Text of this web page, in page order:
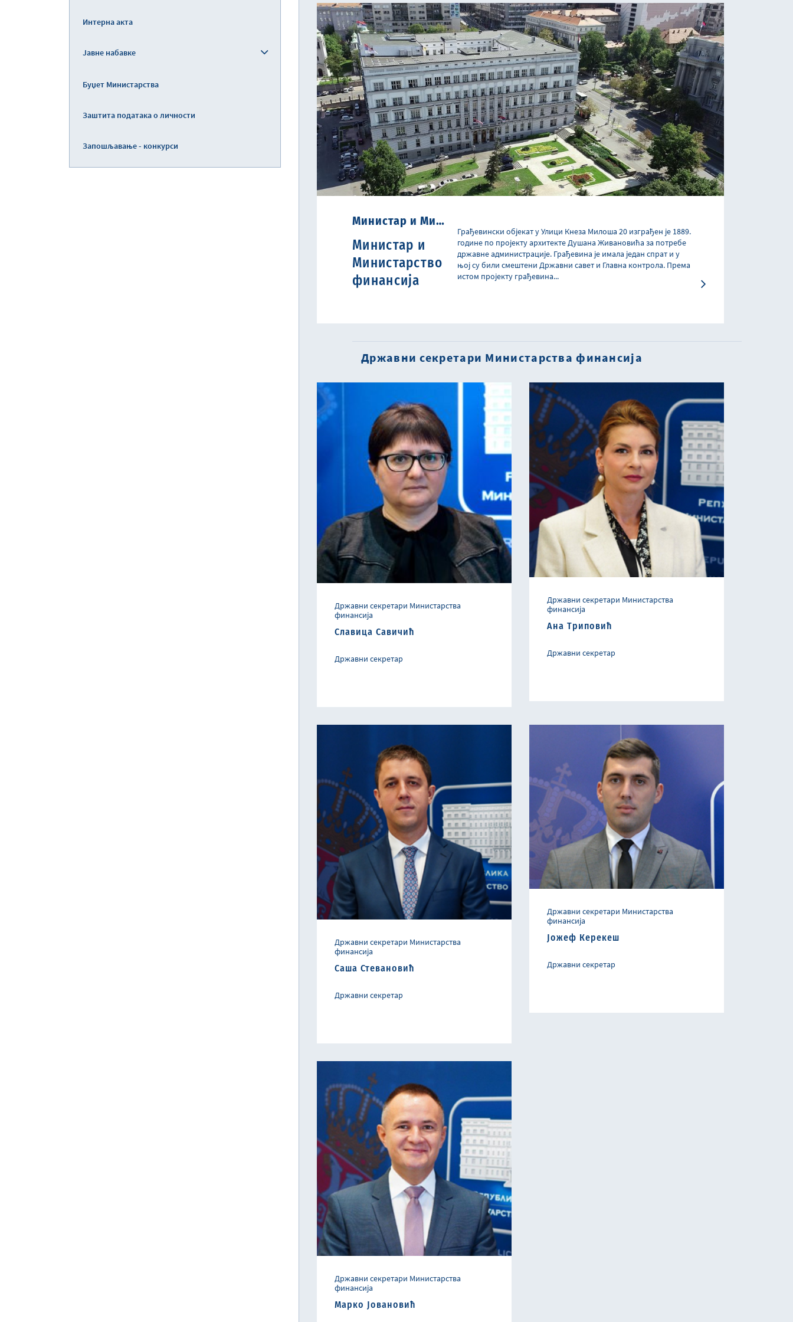
Интерна акта
Јавне набавке
Буџет Министарства
Заштита података о личности
Запошљавање - конкурси
Министар и Министарство финансија
Министар и
Министарство
финансија
Грађевински објекат у Улици Кнеза Милоша 20 изграђен је 1889.
године по пројекту архитекте Душана Живановића за потребе
државне администрације. Грађевина је имала један спрат и у
њој су били смештени Државни савет и Главна контрола. Према
истом пројекту грађевина...
Државни секретари Министарства финансија
Државни секретари Министарства
финансија
Славица Савичић
Државни секретар
Државни секретари Министарства
финансија
Ана Триповић
Државни секретар
Државни секретари Министарства
финансија
Саша Стевановић
Државни секретар
Државни секретари Министарства
финансија
Јожеф Керекеш
Државни секретар
Државни секретари Министарства
финансија
Марко Јовановић